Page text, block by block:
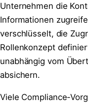
Unternehmen die
Informationen
verschlüsselt, die
Rollenkonzept
unabhängig vom
absichern.
Viele Compliance-